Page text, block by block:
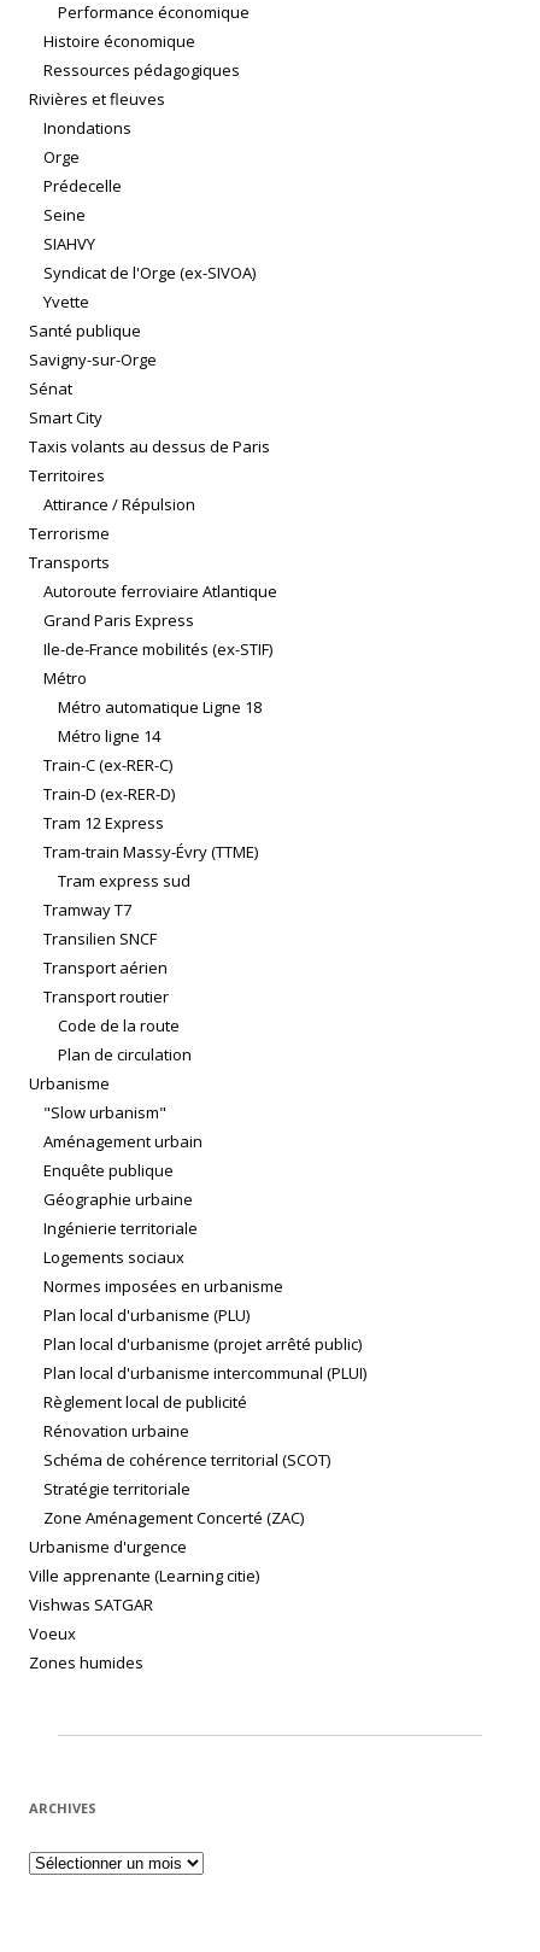
Performance économique
Histoire économique
Ressources pédagogiques
Rivières et fleuves
Inondations
Orge
Prédecelle
Seine
SIAHVY
Syndicat de l'Orge (ex-SIVOA)
Yvette
Santé publique
Savigny-sur-Orge
Sénat
Smart City
Taxis volants au dessus de Paris
Territoires
Attirance / Répulsion
Terrorisme
Transports
Autoroute ferroviaire Atlantique
Grand Paris Express
Ile-de-France mobilités (ex-STIF)
Métro
Métro automatique Ligne 18
Métro ligne 14
Train-C (ex-RER-C)
Train-D (ex-RER-D)
Tram 12 Express
Tram-train Massy-Évry (TTME)
Tram express sud
Tramway T7
Transilien SNCF
Transport aérien
Transport routier
Code de la route
Plan de circulation
Urbanisme
"Slow urbanism"
Aménagement urbain
Enquête publique
Géographie urbaine
Ingénierie territoriale
Logements sociaux
Normes imposées en urbanisme
Plan local d'urbanisme (PLU)
Plan local d'urbanisme (projet arrêté public)
Plan local d'urbanisme intercommunal (PLUI)
Règlement local de publicité
Rénovation urbaine
Schéma de cohérence territorial (SCOT)
Stratégie territoriale
Zone Aménagement Concerté (ZAC)
Urbanisme d'urgence
Ville apprenante (Learning citie)
Vishwas SATGAR
Voeux
Zones humides
ARCHIVES
Archives